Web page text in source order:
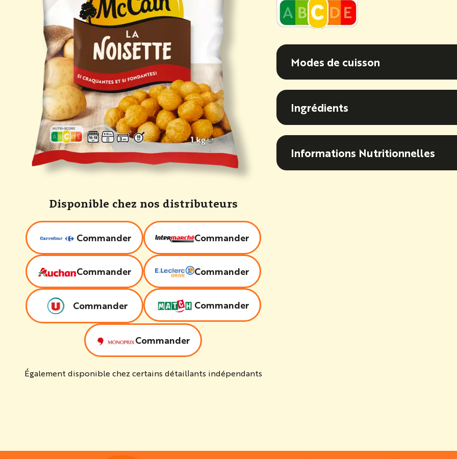
Modes de cuisson
Modes de cuisson
Ingrédients
Ingrédients
Informations
Informations Nutritionnelles
Disponible chez nos distributeurs
Commander Commander
Commander Commander
Commander Commander
Commander
Également disponible chez certains détaillants indépendants